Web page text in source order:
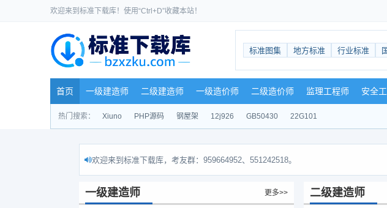
欢迎来到标准下载库！使用“Ctrl+D”收藏本站！
标准图集 地方标准 行业标准
首页 一级建造师 二级建造师 一级造价师 二级造价师 监理工程师 安全
热门搜索： Xiuno PHP源码 钢屋架 12j926 GB50430 22G101
欢迎来到标准下载库，考友群：959664952、551242518。
一级建造师 更多>> 二级建造师